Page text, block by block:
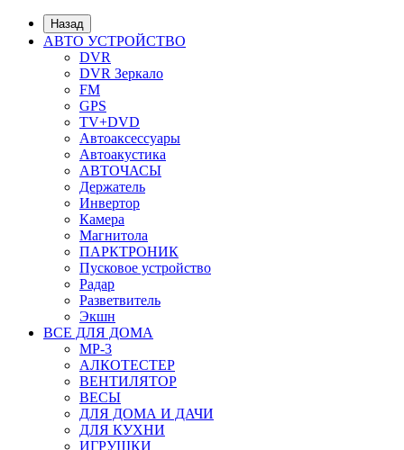
Назад
АВТО УСТРОЙСТВО
DVR
DVR Зеркало
FM
GPS
TV+DVD
Автоаксессуары
Автоакустика
АВТОЧАСЫ
Держатель
Инвертор
Камера
Магнитола
ПАРКТРОНИК
Пусковое устройство
Радар
Разветвитель
Экшн
ВСЕ ДЛЯ ДОМА
MP-3
АЛКОТЕСТЕР
ВЕНТИЛЯТОР
ВЕСЫ
ДЛЯ ДОМА И ДАЧИ
ДЛЯ КУХНИ
ИГРУШКИ